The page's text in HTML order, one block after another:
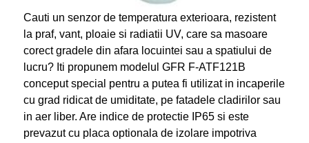
Cauti un senzor de temperatura exterioara, rezistent
la praf, vant, ploaie si radiatii UV, care sa masoare
corect gradele din afara locuintei sau a spatiului de
lucru? Iti propunem modelul GFR F-ATF121B
conceput special pentru a putea fi utilizat in incaperile
cu grad ridicat de umiditate, pe fatadele cladirilor sau
in aer liber. Are indice de protectie IP65 si este
prevazut cu placa optionala de izolare impotriva